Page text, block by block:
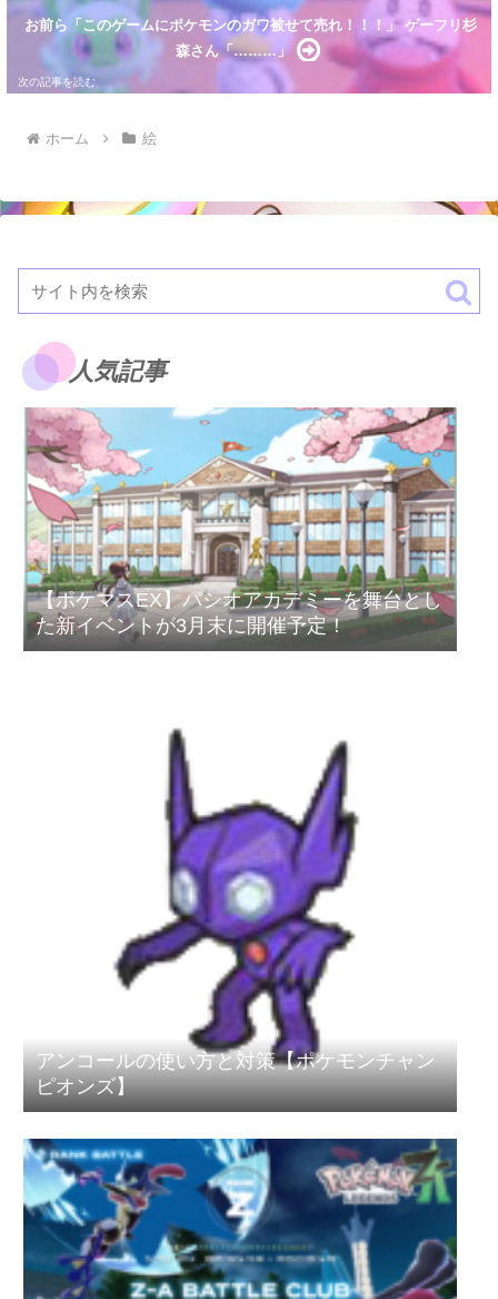
お前ら「このゲームにポケモンのガワ被せて売れ！！！」 ゲーフリ杉
森さん「………」
ホーム 絵
人気記事
【ポケマスEX】パシオアカデミーを舞台とし
た新イベントが3月末に開催予定！
アンコールの使い方と対策【ポケモンチャン
ピオンズ】